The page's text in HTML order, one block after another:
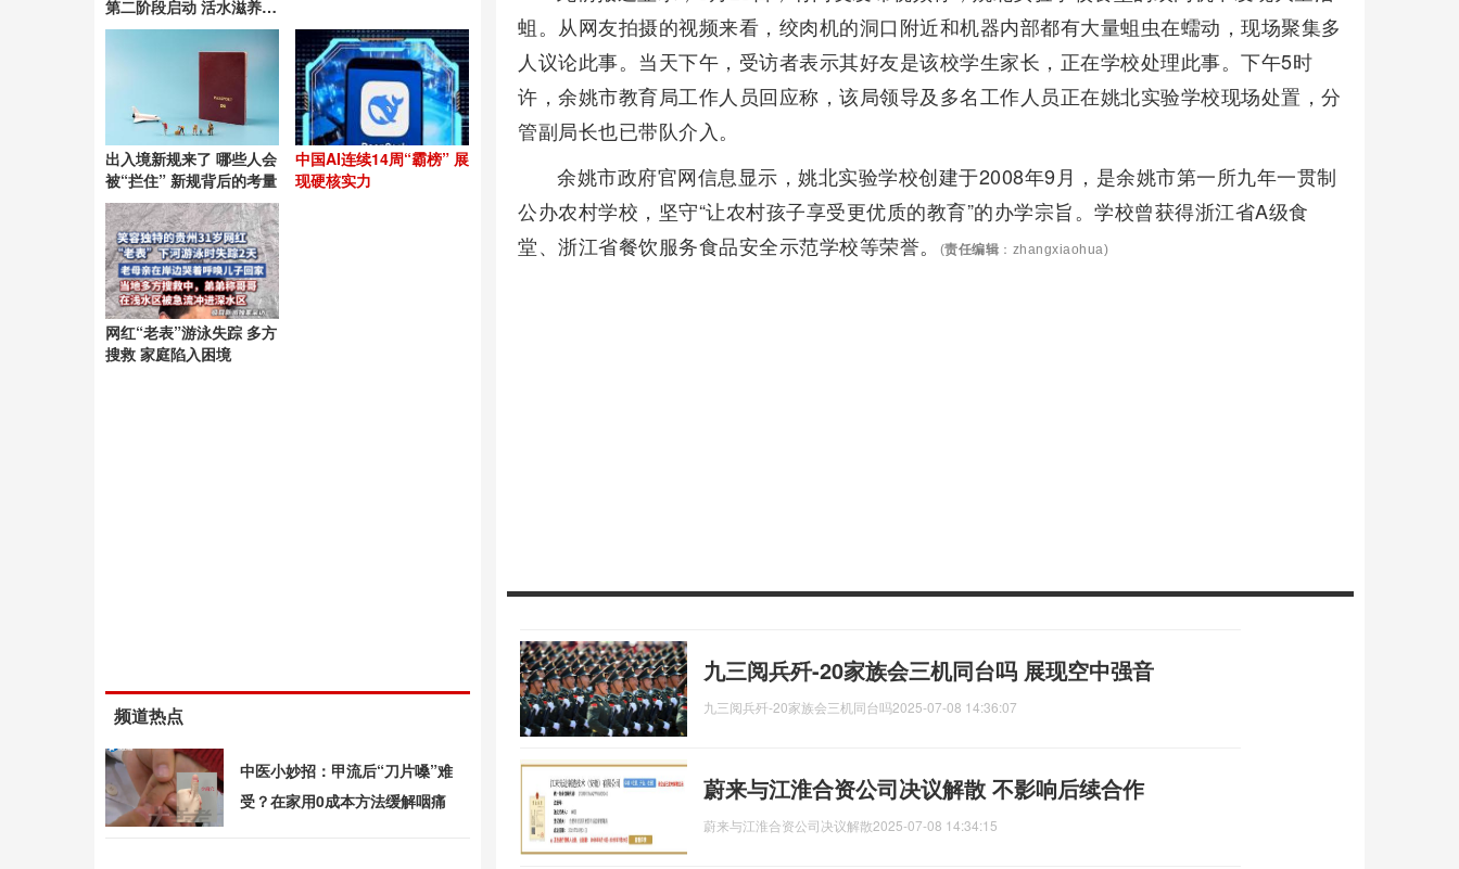
蛆。从网友拍摄的视频来看，绞肉机的洞口附近和机器内部都有大量蛆虫在蠕动，现场聚集多
人议论此事。当天下午，受访者表示其好友是该校学生家长，正在学校处理此事。下午5时
许，余姚市教育局工作人员回应称，该局领导及多名工作人员正在姚北实验学校现场处置，分
管副局长也已带队介入。
余姚市政府官网信息显示，姚北实验学校创建于2008年9月，是余姚市第一所九年一贯制
公办农村学校，坚守“让农村孩子享受更优质的教育”的办学宗旨。学校曾获得浙江省A级食
堂、浙江省餐饮服务食品安全示范学校等荣誉。
(责任编辑 ：zhangxiaohua)
九三阅兵歼-20家族会三机同台吗 展现空中强音
九三阅兵歼-20家族会三机同台吗2025-07-08 14:36:07
蔚来与江淮合资公司决议解散 不影响后续合作
蔚来与江淮合资公司决议解散2025-07-08 14:34:15
第二阶段启动 活水滋养绿
洲
出入境新规来了 哪些人会
被“拦住” 新规背后的考量
中国AI连续14周“霸榜” 展
现硬核实力
网红“老表”游泳失踪 多方
搜救 家庭陷入困境
频道热点
中医小妙招：甲流后“刀片嗓”难
受？在家用0成本方法缓解咽痛